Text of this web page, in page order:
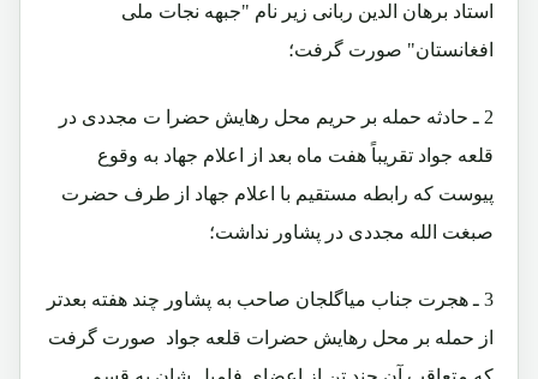
استاد برهان الدین ربانی زیر نام "جبهه نجات ملی
افغانستان" صورت گرفت؛
2 ـ حادثه حمله بر حریم محل رهایش حضرا ت مجددی در
قلعه جواد تقریباً هفت ماه بعد از اعلام جهاد به وقوع
پیوست که رابطه مستقیم با اعلام جهاد از طرف حضرت
صبغت الله مجددی در پشاور نداشت؛
3 ـ هجرت جناب میاگلجان صاحب به پشاور چند هفته بعدتر
از حمله بر محل رهایش حضرات قلعه جواد صورت گرفت